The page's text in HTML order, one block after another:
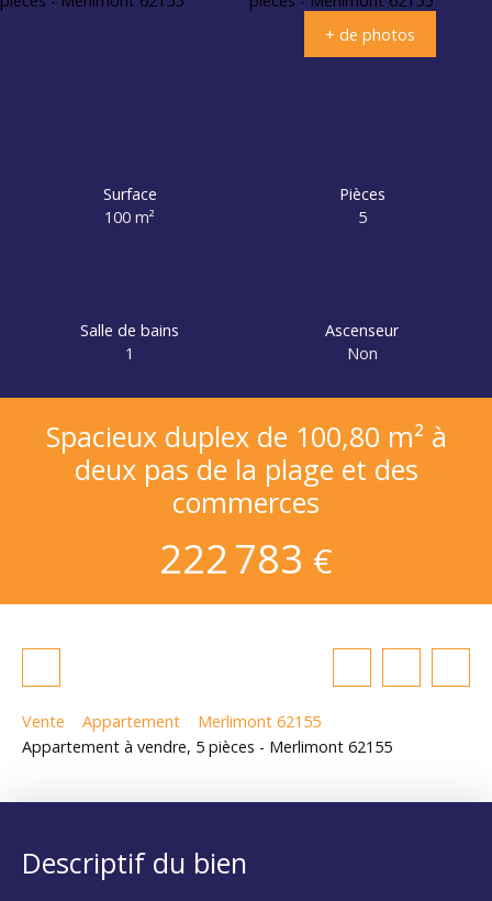
+ de photos
Surface
100m²
Pièces
5
Salle de bains
1
Ascenseur
Non
Spacieux duplex de 100,80 m² à
deux pas de la plage et des
commerces
222 783 €
Vente Appartement
Merlimont 62155
Appartement à vendre, 5 pièces - Merlimont 62155
Descriptif du bien